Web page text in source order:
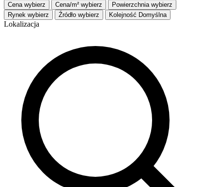
Cena wybierz Cena/m² wybierz Powierzchnia wybierz
Rynek wybierz Źródło wybierz Kolejność Domyślna
Lokalizacja